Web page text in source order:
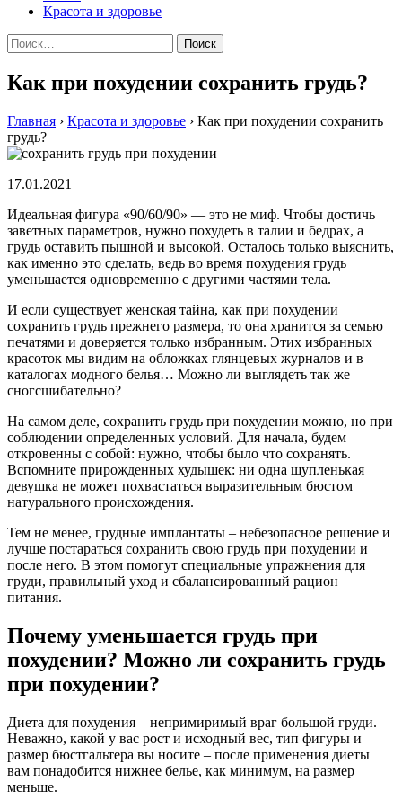
Красота и здоровье
Найти:
Как при похудении сохранить грудь?
Главная › Красота и здоровье › Как при похудении сохранить
грудь?
17.01.2021
Идеальная фигура «90/60/90» — это не миф. Чтобы достичь
заветных параметров, нужно похудеть в талии и бедрах, а
грудь оставить пышной и высокой. Осталось только выяснить,
как именно это сделать, ведь во время похудения грудь
уменьшается одновременно с другими частями тела.
И если существует женская тайна, как при похудении
сохранить грудь прежнего размера, то она хранится за семью
печатями и доверяется только избранным. Этих избранных
красоток мы видим на обложках глянцевых журналов и в
каталогах модного белья… Можно ли выглядеть так же
сногсшибательно?
На самом деле, сохранить грудь при похудении можно, но при
соблюдении определенных условий. Для начала, будем
откровенны с собой: нужно, чтобы было что сохранять.
Вспомните прирожденных худышек: ни одна щупленькая
девушка не может похвастаться выразительным бюстом
натурального происхождения.
Тем не менее, грудные имплантаты – небезопасное решение и
лучше постараться сохранить свою грудь при похудении и
после него. В этом помогут специальные упражнения для
груди, правильный уход и сбалансированный рацион
питания.
Почему уменьшается грудь при
похудении? Можно ли сохранить грудь
при похудении?
Диета для похудения – непримиримый враг большой груди.
Неважно, какой у вас рост и исходный вес, тип фигуры и
размер бюстгальтера вы носите – после применения диеты
вам понадобится нижнее белье, как минимум, на размер
меньше.